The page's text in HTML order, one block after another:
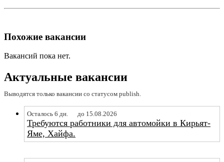
Похожие вакансии
Вакансий пока нет.
Актуальные вакансии
Выводятся только вакансии со статусом publish.
Осталось 6 дн. до 15.08.2026
Требуются работники для автомойки в Кирьят-
Яме, Хайфа.